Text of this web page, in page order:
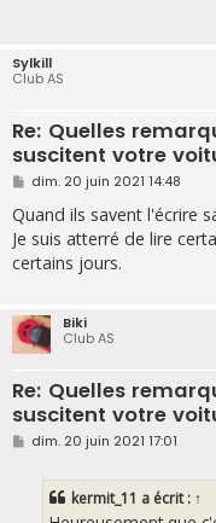
Sylkill
Club AS
Re: Quelles
suscitent votre
M
s
s
a
g
e
dim. 20 juin 2021 14:48
Quand ils savent l'écrire
Je suis atterré de lire
certains jours.
Biki
Club AS
Re: Quelles
suscitent votre
M
dim. 20 juin 2021 17:01
kermit_11 a écrit : ↑